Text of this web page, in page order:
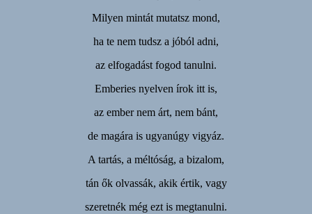
Milyen mintát mutatsz mond,
ha te nem tudsz a jóból adni,
az elfogadást fogod tanulni.
Emberies nyelven írok itt is,
az ember nem árt, nem bánt,
de magára is ugyanúgy vigyáz.
A tartás, a méltóság, a bizalom,
tán ők olvassák, akik értik, vagy
szeretnék még ezt is megtanulni.